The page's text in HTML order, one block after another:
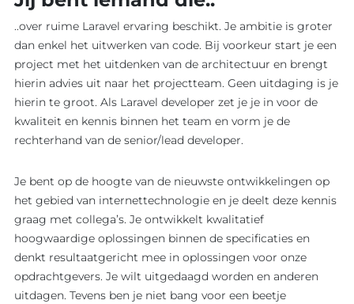
..over ruime Laravel ervaring beschikt. Je ambitie is groter
dan enkel het uitwerken van code. Bij voorkeur start je een
project met het uitdenken van de architectuur en brengt
hierin advies uit naar het projectteam. Geen uitdaging is je
hierin te groot. Als Laravel developer zet je je in voor de
kwaliteit en kennis binnen het team en vorm je de
rechterhand van de senior/lead developer.
Je bent op de hoogte van de nieuwste ontwikkelingen op
het gebied van internettechnologie en je deelt deze kennis
graag met collega’s. Je ontwikkelt kwalitatief
hoogwaardige oplossingen binnen de specificaties en
denkt resultaatgericht mee in oplossingen voor onze
opdrachtgevers. Je wilt uitgedaagd worden en anderen
uitdagen. Tevens ben je niet bang voor een beetje